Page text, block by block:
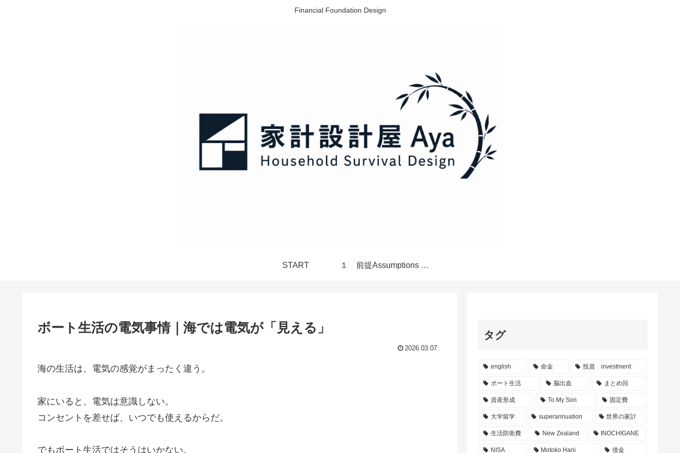
Financial Foundation Design
START １ 前提Assumptions 構造Structure 世界 World
ボート生活の電気事情｜海では電気が「見える」
2026.03.07
海の生活は、電気の感覚がまったく違う。
家にいると、電気は意識しない。
コンセントを差せば、いつでも使えるからだ。
でもボート生活ではそうはいかない。
タグ
english 命金 投資 investment
ボート生活 脳出血 まとめ回
資産形成 To My Son 固定費
大学留学 superannuation 世界の家計
生活防衛費 New Zealand INOCHIGANE
NISA Motoko Hani 借金